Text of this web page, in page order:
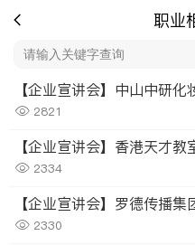
职业
2821
2334
2330